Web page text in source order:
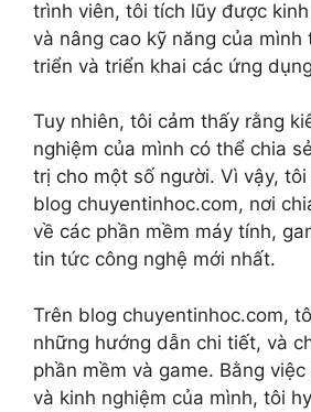
trình viên, tôi tích lũy được
và nâng cao kỹ năng của mình
triển và triển khai các ứng
Tuy nhiên, tôi cảm thấy rằng
nghiệm của mình có thể chia
trị cho một số người. Vì vậy,
blog chuyentinhoc.com, nơi
về các phần mềm máy tính,
tin tức công nghệ mới nhất.
Trên blog chuyentinhoc.com,
những hướng dẫn chi tiết, và
phần mềm và game. Bằng
và kinh nghiệm của mình, tôi